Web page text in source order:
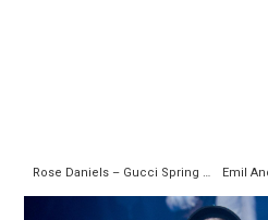
Rose Daniels – Gucci Spring 2018 Ready-to-Wear